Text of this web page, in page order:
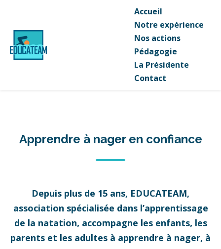
Accueil
Notre expérience
Nos actions
Pédagogie
La Présidente
Contact
Apprendre à nager en confiance
Depuis plus de 15 ans, EDUCATEAM,
association spécialisée dans l’apprentissage
de la natation, accompagne les enfants, les
parents et les adultes à apprendre à nager, à